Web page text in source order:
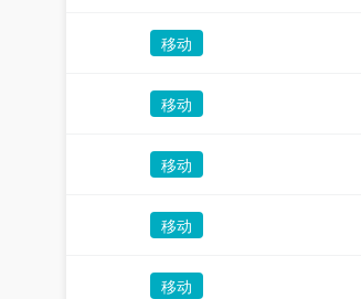
移动
移动
移动
移动
移动